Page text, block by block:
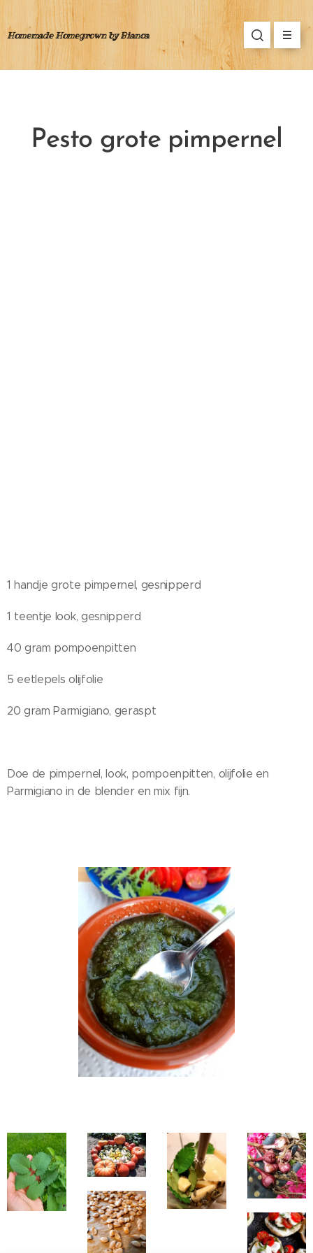
Homemade Homegrown by Bianca
Pesto grote pimpernel
1 handje grote pimpernel, gesnipperd
1 teentje look, gesnipperd
40 gram pompoenpitten
5 eetlepels olijfolie
20 gram Parmigiano, geraspt
Doe de pimpernel, look, pompoenpitten, olijfolie en
Parmigiano in de blender en mix fijn.